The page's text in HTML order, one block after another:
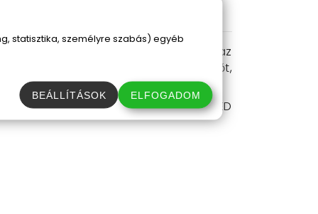
így könnyedén felszerelheted az
és élvezd a maximális fényerőt,
most a szögletes alakú autós LED
statisztika, személyre szabás) egyéb
BEÁLLÍTÁSOK ELFOGADOM